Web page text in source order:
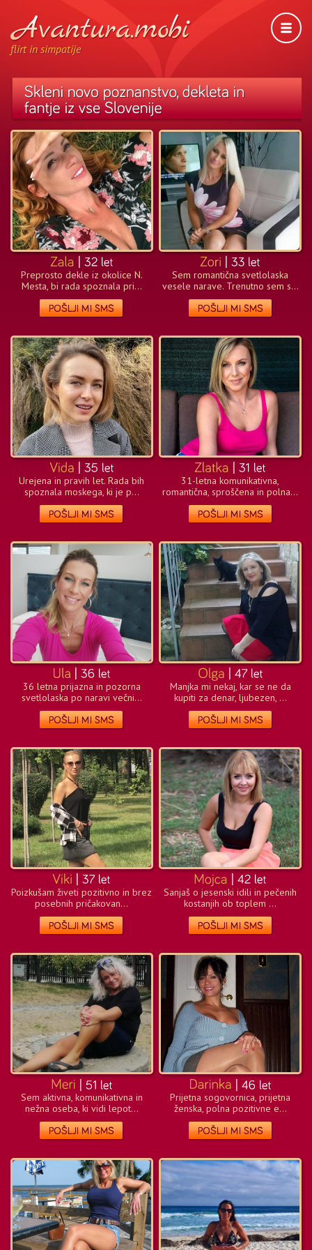
flirt in simpatije
Preprosto dekle iz okolice N.
Mesta, bi rada spoznala pri...
Sem romantična svetlolaska
vesele narave. Trenutno sem s...
Urejena in pravih let. Rada bih
spoznala moskega, ki je p...
31-letna komunikativna,
romantična, sproščena in polna...
36 letna prijazna in pozorna
svetlolaska po naravi večni...
Manjka mi nekaj, kar se ne da
kupiti za denar, ljubezen, ...
Poizkušam živeti pozitivno in brez
posebnih pričakovan...
Sanjaš o jesenski idili in pečenih
kostanjih ob toplem ...
Sem aktivna, komunikativna in
nežna oseba, ki vidi lepot...
Prijetna sogovornica, prijetna
ženska, polna pozitivne e...